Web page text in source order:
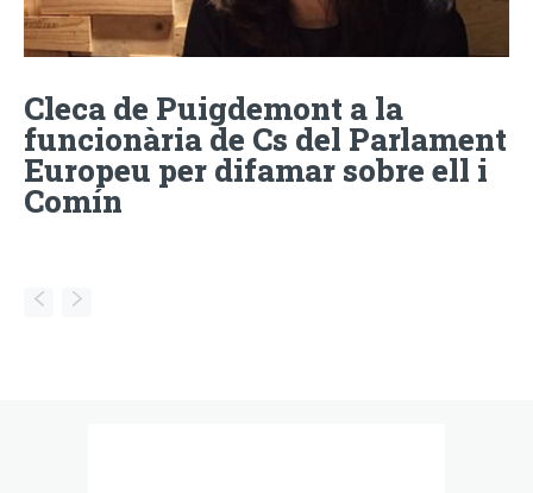
Cleca de Puigdemont a la
funcionària de Cs del Parlament
Europeu per difamar sobre ell i
Comín